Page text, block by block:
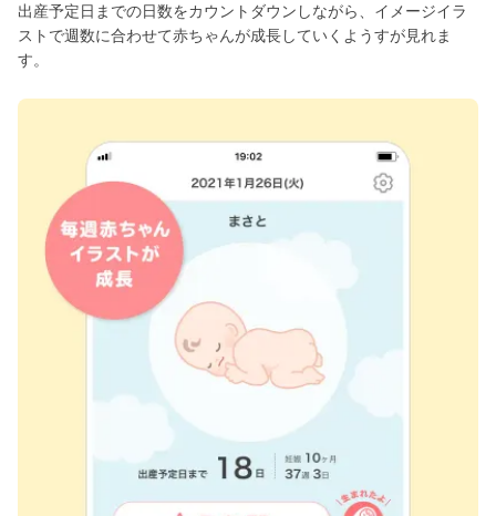
出産予定日までの日数をカウントダウンしながら、イメージイラ
ストで週数に合わせて赤ちゃんが成長していくようすが見れま
す。